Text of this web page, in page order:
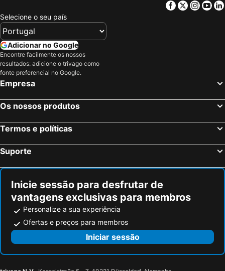
Facebook
Twitter
Selecione o seu país
Adicionar no Google
Encontre facilmente os nossos
resultados: adicione o trivago como
fonte preferencial no Google.
Empresa
Os nossos produtos
Termos e políticas
Suporte
Inicie sessão para desfrutar de
vantagens exclusivas para membros
Personalize a sua experiência
Ofertas e preços para membros
Iniciar sessão